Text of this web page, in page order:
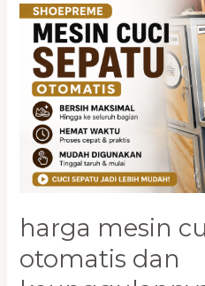
harga mesin
otomatis dan
Sepatu
Otomatis
dan
Keunggulannya
untuk
Bisnis
Laundry